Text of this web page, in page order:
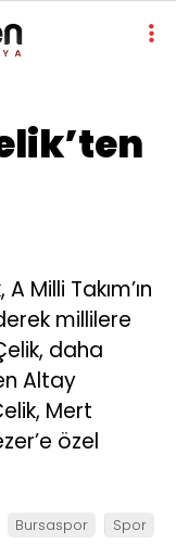
Milli Takım’ın
millilere
daha
Altay
Mert
özel
Bursaspor Spor